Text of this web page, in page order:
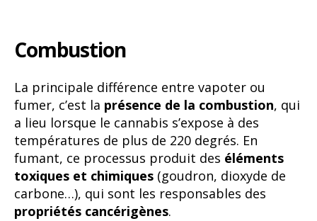
Combustion
La principale différence entre vapoter ou
fumer, c’est la présence de la combustion, qui
a lieu lorsque le cannabis s’expose à des
températures de plus de 220 degrés. En
fumant, ce processus produit des éléments
toxiques et chimiques (goudron, dioxyde de
carbone…), qui sont les responsables des
propriétés cancérigènes.